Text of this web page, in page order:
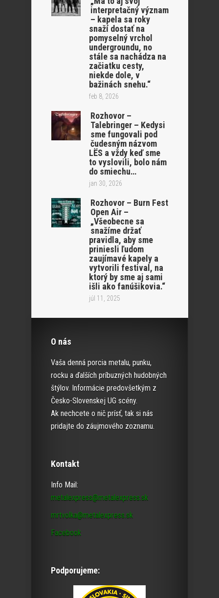
interpretačný význam
– kapela sa roky
snaží dostať na
pomyselný vrchol
undergroundu, no
stále sa nachádza na
začiatku cesty,
niekde dole, v
bažinách snehu.“
feb 8, 2026
Rozhovor –
Talebringer – Kedysi
sme fungovali pod
čudesným názvom
LËS a vždy keď sme
to vyslovili, bolo nám
do smiechu…
jan 30, 2026
Rozhovor – Burn Fest
Open Air –
„Všeobecne sa
snažíme držať
pravidla, aby sme
priniesli ľudom
zaujímavé kapely a
vytvorili festival, na
ktorý by sme aj sami
išli ako fanúšikovia.“
júl 11, 2025
O nás
Vaša denná porcia metalu, punku,
rocku a ďalších príbuzných hudobných
štýlov. Informácie predovšetkým z
Česko-Slovenskej UG scény.
Ak nechcete o nič prísť, tak si nás
pridajte do záujmového zoznamu.
Kontakt
Info Mail:
metalexpress@metalexpress.sk
mrtvolka@metalexpress.sk
Facebook
Podporujeme: